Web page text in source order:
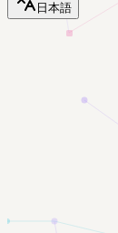
日本語